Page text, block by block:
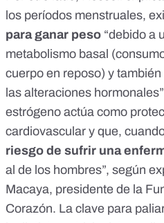
los períodos menstruales,
para ganar peso “debido a
metabolismo basal
cuerpo en reposo) y
las alteraciones
estrógeno actúa como
cardiovascular y que,
riesgo de sufrir una
al de los hombres”, según
Macaya, presidente de la
Corazón. La clave para